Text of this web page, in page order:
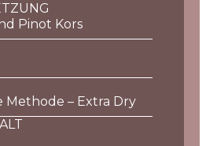
Pinot Kors
Methode – Extra Dry